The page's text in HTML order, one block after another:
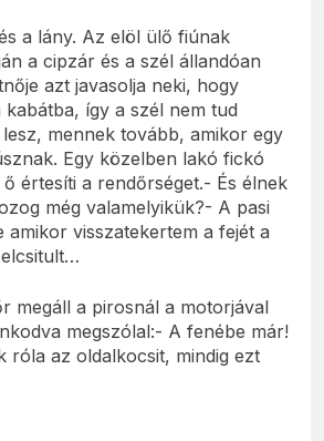
a lány. Az elöl ülő fiúnak
a cipzár és a szél állandóan
azt javasolja neki, hogy
így a szél nem tud
mennek tovább, amikor egy
Egy közelben lakó fickó
ő értesíti a rendőrséget.- És élnek
még valamelyikük?- A pasi
amikor visszatekertem a fejét a
megáll a pirosnál a motorjával
megszólal:- A fenébe már!
róla az oldalkocsit, mindig ezt